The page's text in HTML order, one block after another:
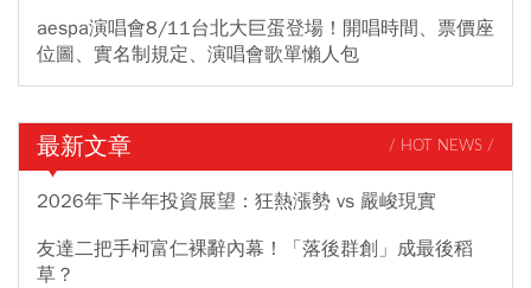
aespa演唱會8/11台北大巨蛋登場！開唱時間、票價座
位圖、實名制規定、演唱會歌單懶人包
最新文章 / HOT NEWS /
2026年下半年投資展望：狂熱漲勢 vs 嚴峻現實
友達二把手柯富仁裸辭內幕！「落後群創」成最後稻
草？